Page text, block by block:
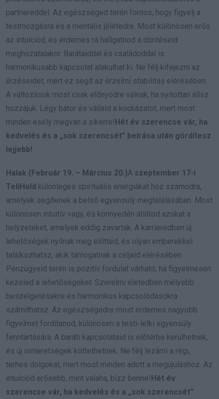
partnereddel. Az egészséged terén fontos, hogy figyelj a
testmozgásra és a mentális jólétedre. Most különösen erős
az intuíciód, és érdemes rá hallgatnod a döntéseid
meghozatalakor. Barátaiddal és családoddal is
harmonikusabb kapcsolat alakulhat ki. Ne félj kifejezni az
érzéseidet, mert ez segít az érzelmi stabilitás elérésében.
A változások most csak előnyödre válnak, ha nyitottan állsz
hozzájuk. Légy bátor és vállald a kockázatot, mert most
minden esély megvan a sikerre! Hét év szerencse vár, ha
kedvelés és a „sok szerencsét” beírása után gördítesz
lejjebb!
Halak (Február 19. – Március 20.)A szeptember 17-i
TeliHold különleges spirituális energiákat hoz számodra,
amelyek segítenek a belső egyensúly megtalálásában. Most
különösen intuitív vagy, és könnyedén átlátod azokat a
helyzeteket, amelyek eddig zavartak. A karrieredben új
lehetőségek nyílnak meg előtted, és olyan emberekkel
találkozhatsz, akik támogatnak a céljaid elérésében.
Pénzügyeid terén is pozitív fordulat várható, ha figyelmesen
kezeled a lehetőségeket. Szerelmi életedben mélyebb
beszélgetésekre és harmonikus kapcsolódásokra
számíthatsz. Az egészségedre most érdemes nagyobb
figyelmet fordítanod, különösen a testi-lelki egyensúly
fenntartására. A baráti kapcsolataid is előtérbe kerülhetnek,
és új ismeretségek köttethetnek. Ne félj lezárni a régi,
terhes dolgokat, mert most minden adott a megújuláshoz. Az
intuíciód erősebb, mint valaha, bízz benne! Hét év
szerencse vár, ha kedvelés és a „sok szerencsét”